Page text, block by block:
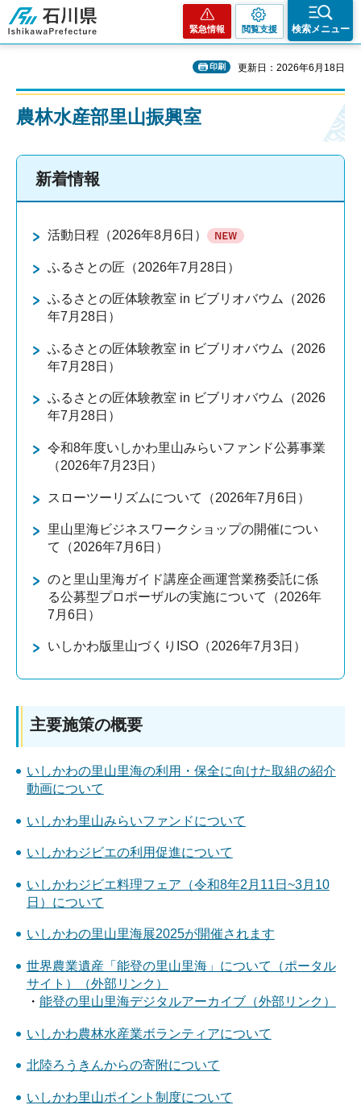
石川県
緊急情報 閲覧支援 検索メニュー
印刷 更新日：2026年6月18日
農林水産部里山振興室
新着情報
活動日程（2026年8月6日）
ふるさとの匠（2026年7月28日）
ふるさとの匠体験教室 in ビブリオバウム（2026
年7月28日）
ふるさとの匠体験教室 in ビブリオバウム（2026
年7月28日）
ふるさとの匠体験教室 in ビブリオバウム（2026
年7月28日）
令和8年度いしかわ里山みらいファンド公募事業
（2026年7月23日）
スローツーリズムについて（2026年7月6日）
里山里海ビジネスワークショップの開催につい
て（2026年7月6日）
のと里山里海ガイド講座企画運営業務委託に係
る公募型プロポーザルの実施について（2026年
7月6日）
いしかわ版里山づくりISO（2026年7月3日）
主要施策の概要
いしかわの里山里海の利用・保全に向けた取組の紹介
動画について
いしかわ里山みらいファンドについて
いしかわジビエの利用促進について
いしかわジビエ料理フェア（令和8年2月11日~3月10
日）について
いしかわの里山里海展2025が開催されます
世界農業遺産「能登の里山里海」について（ポータル
サイト）（外部リンク）
・ 能登の里山里海デジタルアーカイブ（外部リンク）
いしかわ農林水産業ボランティアについて
北陸ろうきんからの寄附について
いしかわ里山ポイント制度について